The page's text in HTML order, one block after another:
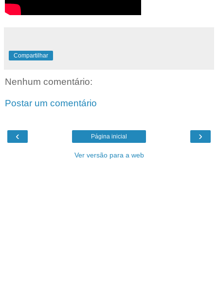
Compartilhar
Nenhum comentário:
Postar um comentário
‹ ›
Página inicial
Ver versão para a web